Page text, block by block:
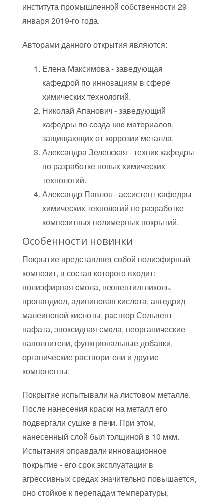
института промышленной собственности 29
января 2019-го года.
Авторами данного открытия являются:
Елена Максимова - заведующая
кафедрой по инновациям в сфере
химических технологий.
Николай Апанович - заведующий
кафедры по созданию материалов,
защищающих от коррозии металла.
Александра Зеленская - техник кафедры
по разработке новых химических
технологий.
Александр Павлов - ассистент кафедры
химических технологий по разработке
композитных полимерных покрытий.
Особенности новинки
Покрытие представляет собой полиэфирный
композит, в состав которого входит:
полиэфирная смола, неопентилгликоль,
пропандиол, адипиновая кислота, ангедрид
малеиновой кислоты, раствор Сольвент-
нафата, эпоксидная смола, неорганические
наполнители, функциональные добавки,
органические растворители и другие
компоненты.
Покрытие испытывали на листовом металле.
После нанесения краски на металл его
подвергали сушке в печи. При этом,
нанесенный слой был толщиной в 10 мкм.
Испытания оправдали инновационное
покрытие - его срок эксплуатации в
агрессивных средах значительно повышается,
оно стойкое к перепадам температуры,